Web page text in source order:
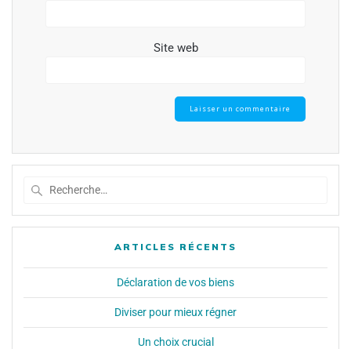
Site web
ARTICLES RÉCENTS
Déclaration de vos biens
Diviser pour mieux régner
Un choix crucial